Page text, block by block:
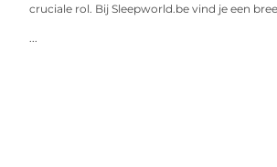
cruciale rol. Bij Sleepworld.be vind je een
...